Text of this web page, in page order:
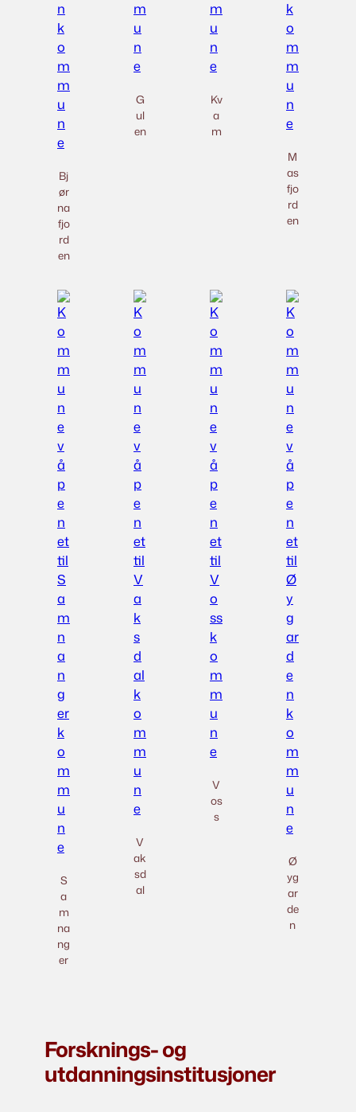
Bj
ør
na
fjo
rd
en
G
ul
en
Kv
a
m
M
as
fjo
rd
en
S
a
m
na
ng
er
V
ak
sd
al
V
os
s
Ø
yg
ar
de
n
Forsknings- og
utdanningsinstitusjoner